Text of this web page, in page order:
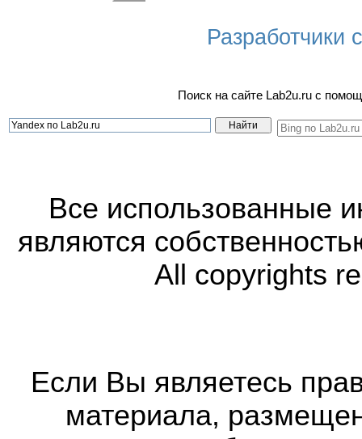
Разработчики
Поиск на сайте Lab2u.ru с
Все использованные
являются
All copyrights
Если Вы являетесь
материала,